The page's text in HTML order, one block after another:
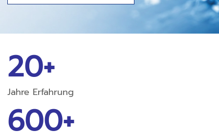
20+
Jahre Erfahrung
600+